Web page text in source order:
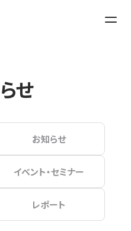
せ
お知らせ
イベント・セミナー
レポート